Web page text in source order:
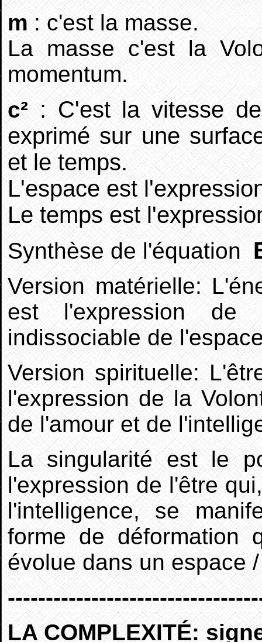
m : c'est la masse.
La masse c'est la
momentum.
c² : C'est la vitesse
exprimé sur une
et le temps.
L'espace est
Le temps est
Synthèse de l'équation
Version matérielle:
est l'expression
indissociable de
Version spirituelle:
l'expression de la
de l'amour et de
La singularité est le
l'expression de l'être
l'intelligence, se
forme de déformation
évolue dans un espace
LA COMPLEXITÉ: